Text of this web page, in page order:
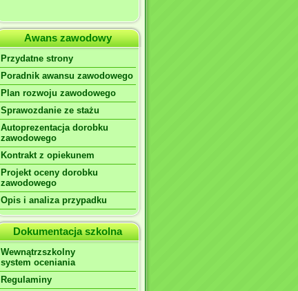
Awans zawodowy
Przydatne strony
Poradnik awansu zawodowego
Plan rozwoju zawodowego
Sprawozdanie ze stażu
Autoprezentacja dorobku
zawodowego
Kontrakt z opiekunem
Projekt oceny dorobku
zawodowego
Opis i analiza przypadku
Dokumentacja szkolna
Wewnątrzszkolny
system oceniania
Regulaminy